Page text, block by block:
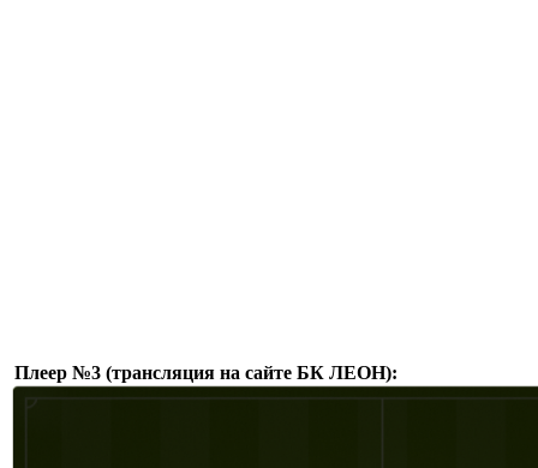
Плеер №3 (трансляция на сайте БК ЛЕОН):